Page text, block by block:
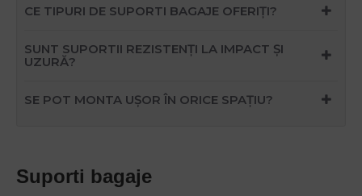
CE TIPURI DE SUPORTI BAGAJE OFERIȚI?
SUNT SUPORTII REZISTENȚI LA IMPACT ȘI
UZURĂ?
SE POT MONTA UȘOR ÎN ORICE SPAȚIU?
Suporti bagaje